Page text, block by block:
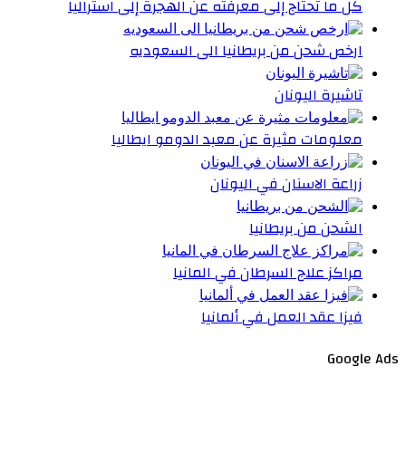
كل ما تحتاج إلى معرفته عن الهجرة إلى استراليا
ارخص شحن من بريطانيا الى السعوديه
تاشيرة اليونان
معلومات مثيرة عن معبد الدومو ايطاليا
زراعة الاسنان في اليونان
الشحن من بريطانيا
مراكز علاج السرطان في المانيا
فيزا عقد العمل في ألمانيا
Google Ads